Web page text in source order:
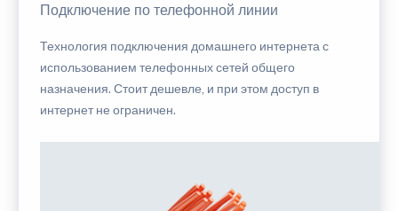
Подключение по телефонной линии
Технология подключения домашнего интернета с
использованием телефонных сетей общего
назначения. Стоит дешевле, и при этом доступ в
интернет не ограничен.